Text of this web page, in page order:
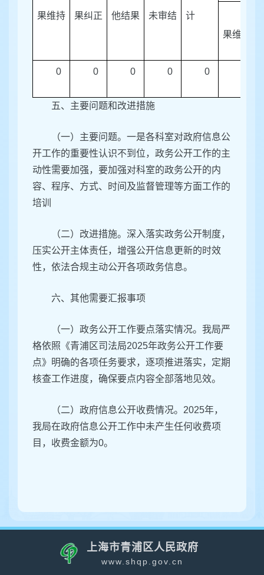
果维持 果纠正 他结果 未审结 计
果维持
0 0 0 0 0
五、主要问题和改进措施
（一）主要问题。一是各科室对政府信息公
开工作的重要性认识不到位，政务公开工作的主
动性需要加强，要加强对科室的政务公开的内
容、程序、方式、时间及监督管理等方面工作的
培训
（二）改进措施。深入落实政务公开制度，
压实公开主体责任，增强公开信息更新的时效
性，依法合规主动公开各项政务信息。
六、其他需要汇报事项
（一）政务公开工作要点落实情况。我局严
格依照《青浦区司法局2025年政务公开工作要
点》明确的各项任务要求，逐项推进落实，定期
核查工作进度，确保要点内容全部落地见效。
（二）政府信息公开收费情况。2025年，
我局在政府信息公开工作中未产生任何收费项
目，收费金额为0。
上海市青浦区人民政府
www.shqp.gov.cn